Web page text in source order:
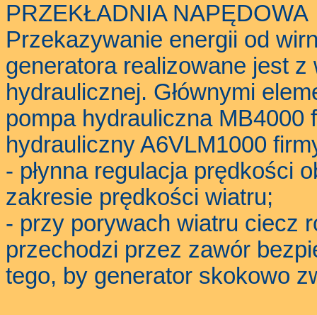
PRZEKŁADNIA NAPĘDOWA
Przekazywanie energii od
generatora realizowane jest z
hydraulicznej. Głównymi
pompa hydrauliczna MB4000
hydrauliczny A6VLM1000
- płynna regulacja prędkości
zakresie prędkości wiatru;
- przy porywach wiatru ciecz
przechodzi przez zawór
tego, by generator skokowo